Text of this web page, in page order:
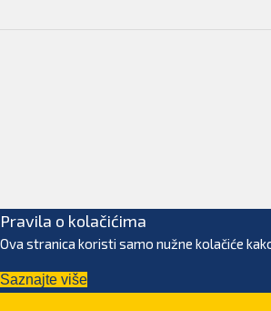
Pravila o kolačićima
Ova stranica koristi samo nužne kolačiće
Saznajte više